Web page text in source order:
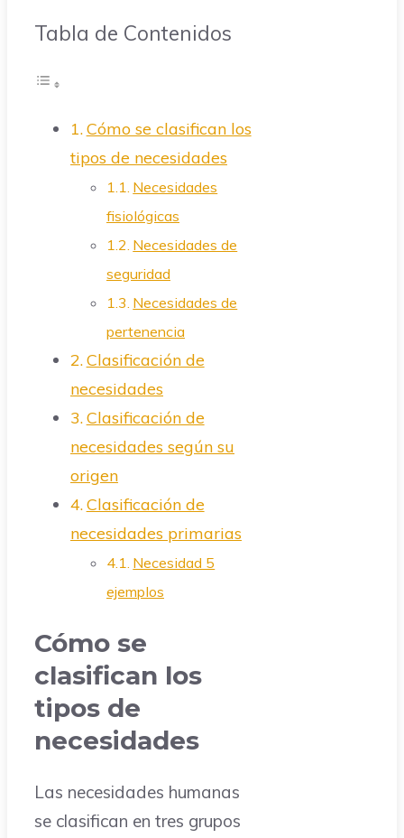
Tabla de Contenidos
Cómo se clasifican los
tipos de necesidades
Necesidades
fisiológicas
Necesidades de
seguridad
Necesidades de
pertenencia
Clasificación de
necesidades
Clasificación de
necesidades según su
origen
Clasificación de
necesidades primarias
Necesidad 5
ejemplos
Cómo se
clasifican los
tipos de
necesidades
Las necesidades humanas
se clasifican en tres grupos